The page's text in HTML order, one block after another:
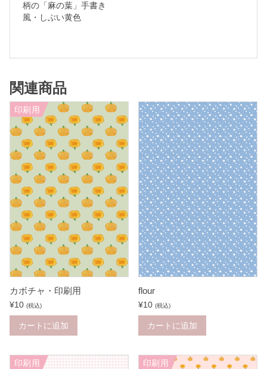
柄の「麻の葉」手書き
風・しぶい黄色
関連商品
印刷用
カボチャ・印刷用
¥10 (税込)
カートに追加
flour
¥10 (税込)
カートに追加
印刷用 印刷用